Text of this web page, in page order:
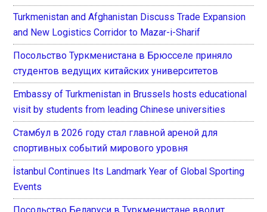
Turkmenistan and Afghanistan Discuss Trade Expansion
and New Logistics Corridor to Mazar-i-Sharif
Посольство Туркменистана в Брюсселе приняло
студентов ведущих китайских университетов
Embassy of Turkmenistan in Brussels hosts educational
visit by students from leading Chinese universities
Стамбул в 2026 году стал главной ареной для
спортивных событий мирового уровня
İstanbul Continues Its Landmark Year of Global Sporting
Events